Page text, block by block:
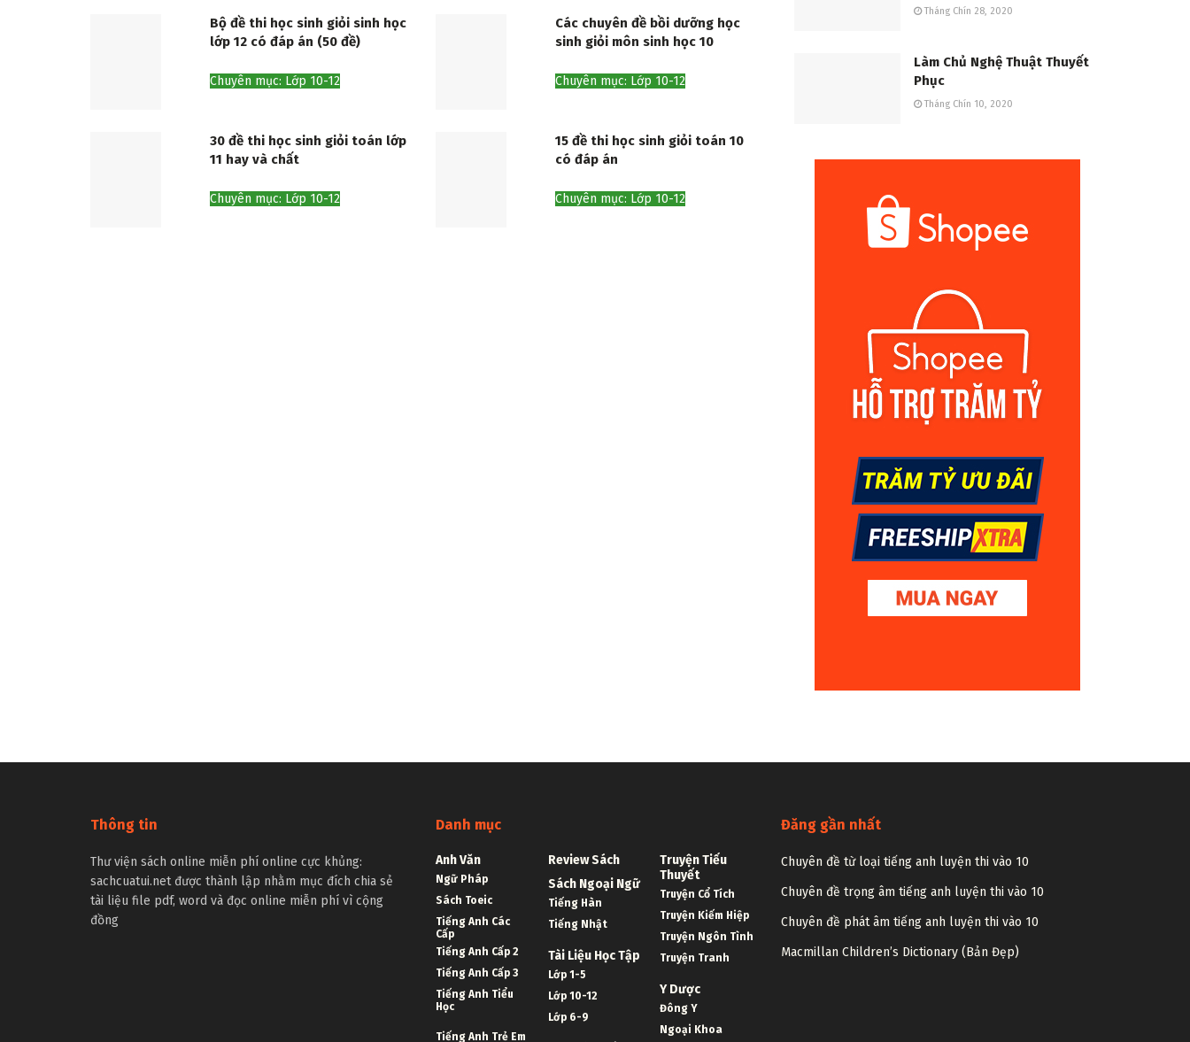
Bộ đề thi học sinh giỏi sinh học
lớp 12 có đáp án (50 đề)
Chuyên mục: Lớp 10-12
Các chuyên đề bồi dưỡng học
sinh giỏi môn sinh học 10
Chuyên mục: Lớp 10-12
30 đề thi học sinh giỏi toán lớp
11 hay và chất
Chuyên mục: Lớp 10-12
15 đề thi học sinh giỏi toán 10
có đáp án
Chuyên mục: Lớp 10-12
Tháng Chín 28, 2020
Làm Chủ Nghệ Thuật Thuyết
Phục
Tháng Chín 10, 2020
Thông tin
Thư viện sách online miễn phí online cực khủng:
sachcuatui.net được thành lập nhằm mục đích chia sẻ
tài liệu file pdf, word và đọc online miễn phí vì cộng
đồng
Danh mục
Anh Văn
Ngữ Pháp
Sách Toeic
Tiếng Anh Các
Cấp
Tiếng Anh Cấp 2
Tiếng Anh Cấp 3
Tiếng Anh Tiểu
Học
Tiếng Anh Trẻ Em
Review Sách
Sách Ngoại Ngữ
Tiếng Hàn
Tiếng Nhật
Tài Liệu Học Tập
Lớp 1-5
Lớp 10-12
Lớp 6-9
Truyện Tiểu
Thuyết
Truyện Cổ Tích
Truyện Kiếm Hiệp
Truyện Ngôn Tình
Truyện Tranh
Y Dược
Đông Y
Ngoại Khoa
Đăng gần nhất
Chuyên đề từ loại tiếng anh luyện thi vào 10
Chuyên đề trọng âm tiếng anh luyện thi vào 10
Chuyên đề phát âm tiếng anh luyện thi vào 10
Macmillan Children’s Dictionary (Bản Đẹp)